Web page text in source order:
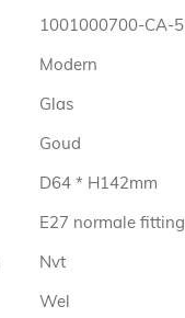
1001000700-CA-5
Modern
Glas
Goud
D64 * H142mm
E27 normale fitting
Nvt
Wel